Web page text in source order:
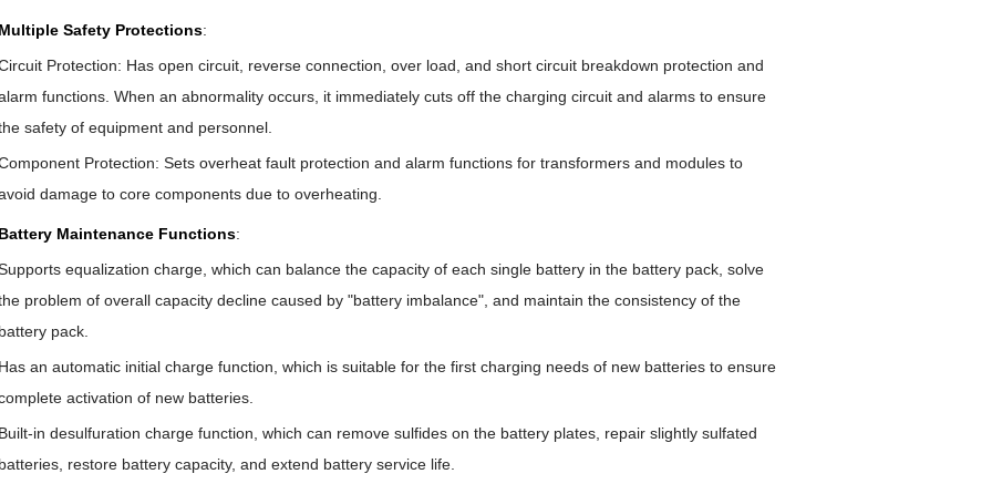
Safety Protections:
Protection: Has open circuit, reverse connection, over load, and short circuit breakdown protection and
functions. When an abnormality occurs, it immediately cuts off the charging circuit and alarms to ensure
safety of equipment and personnel.
Protection: Sets overheat fault protection and alarm functions for transformers and modules to
damage to core components due to overheating.
Maintenance Functions:
equalization charge, which can balance the capacity of each single battery in the battery pack, solve
problem of overall capacity decline caused by "battery imbalance", and maintain the consistency of the
pack.
an automatic initial charge function, which is suitable for the first charging needs of new batteries to ensure
activation of new batteries.
in desulfuration charge function, which can remove sulfides on the battery plates, repair slightly sulfated
restore battery capacity, and extend battery service life.